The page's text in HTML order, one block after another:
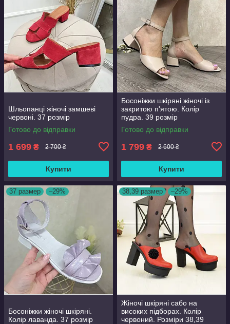
Шльопанці жіночі замшеві
червоні. 37 розмір
Готово до відправки
1 699 ₴ 2 700 ₴
Купити
Босоніжки шкіряні жіночі із
закритою п'ятою. Колір
пудра. 39 розмір
Готово до відправки
1 799 ₴ 2 600 ₴
Купити
37 размер –29%
Босоніжки жіночі шкіряні.
Колір лаванда. 37 розмір
38,39 размер –29%
Жіночі шкіряні сабо на
високих підборах. Колір
червоний. Розміри 38,39